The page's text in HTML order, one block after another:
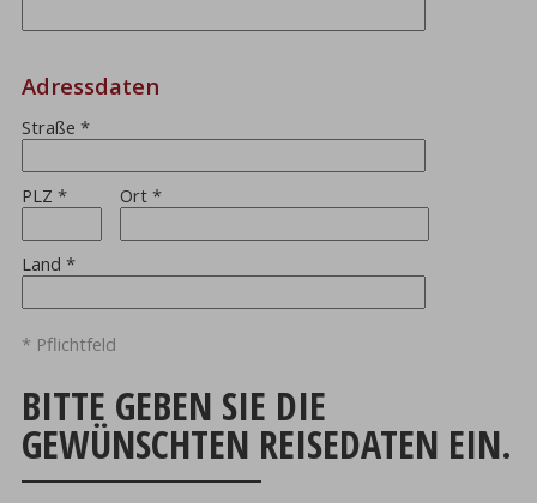
Adressdaten
Straße*
PLZ* Ort *
Land*
* Pflichtfeld
BITTE GEBEN SIE DIE
GEWÜNSCHTEN REISEDATEN EIN.